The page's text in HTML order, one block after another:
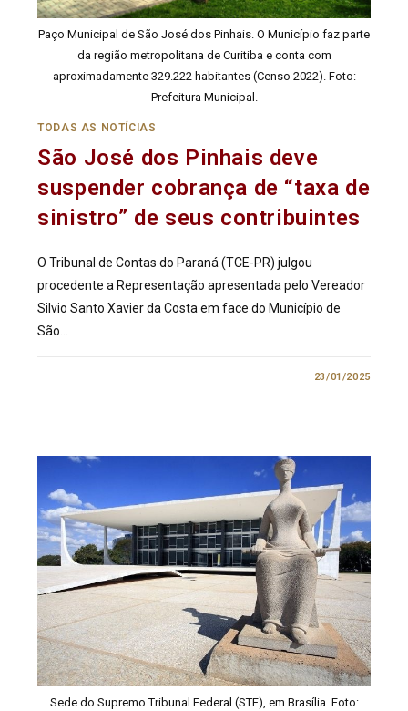
Paço Municipal de São José dos Pinhais. O Município faz parte
da região metropolitana de Curitiba e conta com
aproximadamente 329.222 habitantes (Censo 2022). Foto:
Prefeitura Municipal.
TODAS AS NOTÍCIAS
São José dos Pinhais deve
suspender cobrança de “taxa de
sinistro” de seus contribuintes
O Tribunal de Contas do Paraná (TCE-PR) julgou
procedente a Representação apresentada pelo Vereador
Silvio Santo Xavier da Costa em face do Município de
São…
23/01/2025
Sede do Supremo Tribunal Federal (STF), em Brasília. Foto: